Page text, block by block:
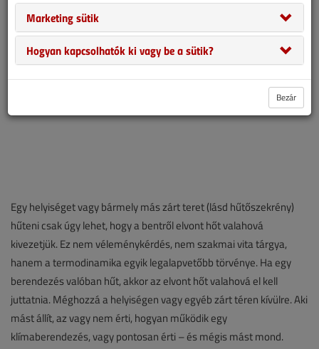
Egy helyiséget vagy bármely más zárt teret (lásd hűtőszekrény)
hűteni csak úgy lehet, hogy a bentről elvont hőt valahová
kivezetjük. Ez nem véleménykérdés, nem szakmai vita tárgya,
hanem a termodinamika egyik legalapvetőbb törvénye. Ha egy
berendezés valóban hűt, akkor az elvont hőt valahová el kell
juttatnia. Méghozzá a helyiségen vagy egyéb zárt téren kívülre. Aki
mást állít, az vagy nem érti, hogyan működik egy
klímaberendezés, vagy pontosan érti – és mégis mást mond.
Marketing sütik
Hogyan kapcsolhatók ki vagy be a sütik?
Bezár